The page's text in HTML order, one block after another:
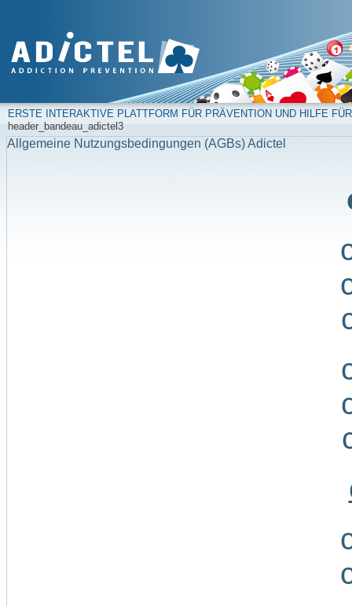
ERSTE INTERAKTIVE PLATTFORM FÜR PRÄVENTION UND HILFE
header_bandeau_adictel3
Allgemeine Nutzungsbedingungen (AGBs) Adictel